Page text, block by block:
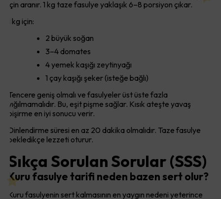
için aranır. 1 kg taze fasulye yaklaşık 6–8 porsiyon çıkar.
1 kg için:
2 büyük soğan
3–4 domates
4 yemek kaşığı zeytinyağı
1 çay kaşığı şeker (isteğe bağlı)
Tencere geniş olmalı ve fasulyeler üst üste fazla
yığılmamalıdır. Bu, eşit pişme sağlar. Kısık ateşte yavaş
pişirme en iyi sonucu verir.
Dinlendirme süresi en az 20 dakika olmalıdır. Taze fasulye
bekledikçe lezzeti oturur.
Sıkça Sorulan Sorular (SSS)
Kuru fasulye tarifi neden bazen sert olur?
Kuru fasulyenin sert kalmasının en yaygın nedeni yeterince